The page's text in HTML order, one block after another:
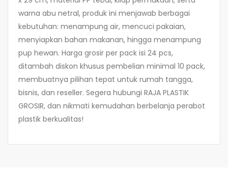
warna abu netral, produk ini menjawab berbagai
kebutuhan: menampung air, mencuci pakaian,
menyiapkan bahan makanan, hingga menampung
pup hewan. Harga grosir per pack isi 24 pcs,
ditambah diskon khusus pembelian minimal 10 pack,
membuatnya pilihan tepat untuk rumah tangga,
bisnis, dan reseller. Segera hubungi RAJA PLASTIK
GROSIR, dan nikmati kemudahan berbelanja perabot
plastik berkualitas!